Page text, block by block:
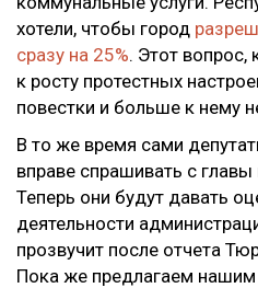
хотели, чтобы город
сразу на 25%. Этот вопрос,
к росту протестных
повестки и больше к нему
В то же время сами
вправе спрашивать с главы
Теперь они будут давать
деятельности
прозвучит после отчета
Пока же предлагаем нашим